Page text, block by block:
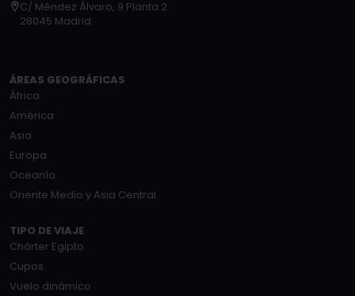
C/ Méndez Álvaro, 9 Planta 2
28045 Madrid
ÁREAS GEOGRÁFICAS
África
América
Asia
Europa
Oceanía
Oriente Medio y Asia Central
TIPO DE VIAJE
Chárter Egipto
Cupos
Vuelo dinámico